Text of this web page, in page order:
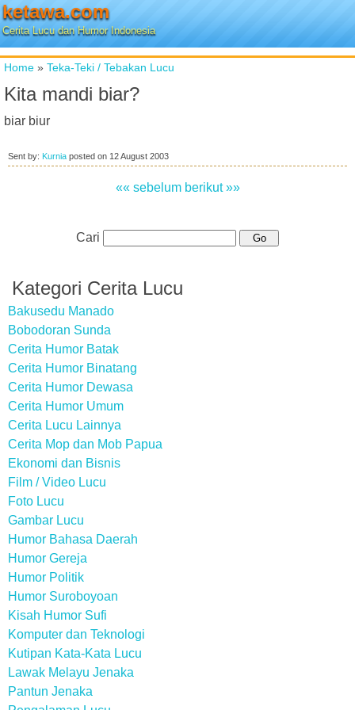
ketawa.com
Cerita Lucu dan Humor Indonesia
Home » Teka-Teki / Tebakan Lucu
Kita mandi biar?
biar biur
Sent by: Kurnia posted on 12 August 2003
«« sebelum berikut »»
Cari
Kategori Cerita Lucu
Bakusedu Manado
Bobodoran Sunda
Cerita Humor Batak
Cerita Humor Binatang
Cerita Humor Dewasa
Cerita Humor Umum
Cerita Lucu Lainnya
Cerita Mop dan Mob Papua
Ekonomi dan Bisnis
Film / Video Lucu
Foto Lucu
Gambar Lucu
Humor Bahasa Daerah
Humor Gereja
Humor Politik
Humor Suroboyoan
Kisah Humor Sufi
Komputer dan Teknologi
Kutipan Kata-Kata Lucu
Lawak Melayu Jenaka
Pantun Jenaka